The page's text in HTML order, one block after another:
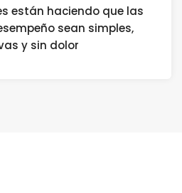
están haciendo que las
sean simples,
y sin dolor